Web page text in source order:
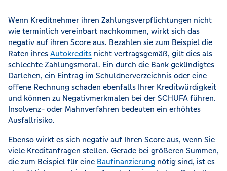
Wenn Kreditnehmer ihren Zahlungsverpflichtungen nicht
wie terminlich vereinbart nachkommen, wirkt sich das
negativ auf ihren Score aus. Bezahlen sie zum Beispiel die
Raten ihres Autokredits nicht vertragsgemäß, gilt dies als
schlechte Zahlungsmoral. Ein durch die Bank gekündigtes
Darlehen, ein Eintrag im Schuldnerverzeichnis oder eine
offene Rechnung schaden ebenfalls Ihrer Kreditwürdigkeit
und können zu Negativmerkmalen bei der SCHUFA führen.
Insolvenz- oder Mahnverfahren bedeuten ein erhöhtes
Ausfallrisiko.
Ebenso wirkt es sich negativ auf Ihren Score aus, wenn Sie
viele Kreditanfragen stellen. Gerade bei größeren Summen,
die zum Beispiel für eine Baufinanzierung nötig sind, ist es